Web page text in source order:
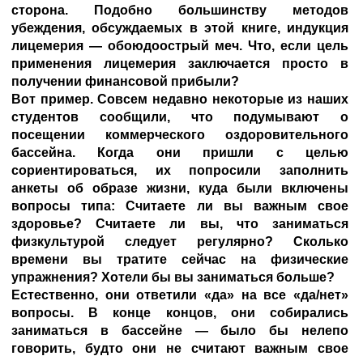
сторона. Подобно большинству методов
убеждения, обсуждаемых в этой книге, индукция
лицемерия — обоюдоострый меч. Что, если цель
применения лицемерия заключается просто в
получении финансовой прибыли?
Вот пример. Совсем недавно некоторые из наших
студентов сообщили, что подумывают о
посещении коммерческого оздоровительного
бассейна. Когда они пришли с целью
сориентироваться, их попросили заполнить
анкеты об образе жизни, куда были включены
вопросы типа: Считаете ли вы важным свое
здоровье? Считаете ли вы, что заниматься
физкультурой следует регулярно? Сколько
времени вы тратите сейчас на физические
упражнения? Хотели бы вы заниматься больше?
Естественно, они ответили «да» на все «да/нет»
вопросы. В конце концов, они собирались
заниматься в бассейне — было бы нелепо
говорить, будто они не считают важным свое